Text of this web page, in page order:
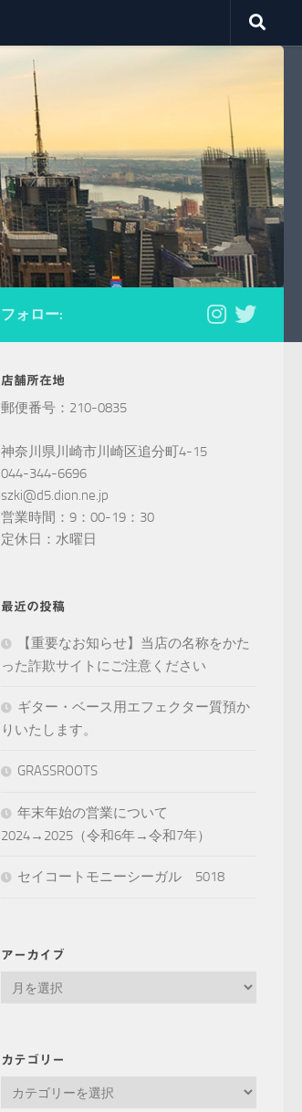
フォロー:
店舗所在地
郵便番号：210-0835
神奈川県川崎市川崎区追分町4-15
044-344-6696
szki@d5.dion.ne.jp
営業時間：9：00-19：30
定休日：水曜日
最近の投稿
【重要なお知らせ】当店の名称をかた
った詐欺サイトにご注意ください
ギター・ベース用エフェクター質預か
りいたします。
GRASSROOTS
年末年始の営業について
2024→2025（令和6年→令和7年）
セイコートモニーシーガル 5018
アーカイブ
ブ
カテゴリー